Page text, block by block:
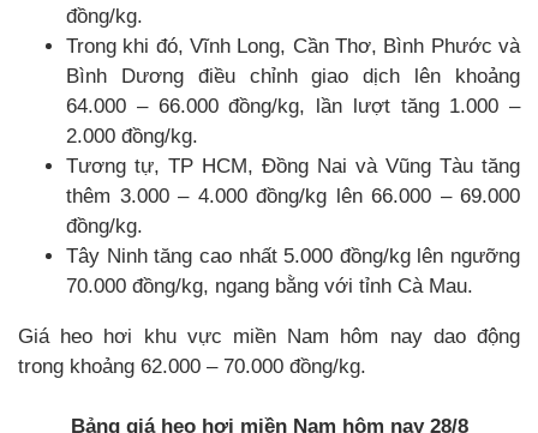
đồng/kg.
Trong khi đó, Vĩnh Long, Cần Thơ, Bình Phước và
Bình Dương điều chỉnh giao dịch lên khoảng
64.000 – 66.000 đồng/kg, lần lượt tăng 1.000 –
2.000 đồng/kg.
Tương tự, TP HCM, Đồng Nai và Vũng Tàu tăng
thêm 3.000 – 4.000 đồng/kg lên 66.000 – 69.000
đồng/kg.
Tây Ninh tăng cao nhất 5.000 đồng/kg lên ngưỡng
70.000 đồng/kg, ngang bằng với tỉnh Cà Mau.
Giá heo hơi khu vực miền Nam hôm nay dao động
trong khoảng 62.000 – 70.000 đồng/kg.
Bảng giá heo hơi miền Nam hôm nay 28/8